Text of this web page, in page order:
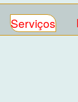
Serviços